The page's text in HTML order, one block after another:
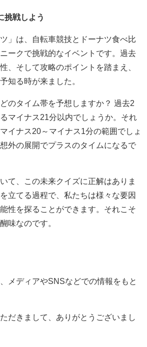
挑戦しよう
」は、自転車競技とドーナツ食べ比
ークで挑戦的なイベントです。過去
、そして攻略のポイントを踏まえ、
知る時が来ました。
のタイム帯を予想しますか？ 過去2
マイナス21分以内でしょうか。それ
イナス20～マイナス1分の範囲でしょ
外の展開でプラスのタイムになるで
て、この未来クイズに正解はありま
立てる過程で、私たちは様々な要因
性を探ることができます。それこそ
味なのです。
メディアやSNSなどでの情報をもと
だきまして、ありがとうございまし